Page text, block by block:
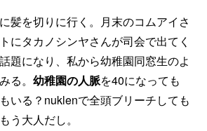
髪を切りに行く。月末のコムアイさ
にタカノシンヤさんが司会で出てく
題になり、私から幼稚園同窓生のよ
る。 幼稚園の人脈を40になっても
いる？nuklenで全頭ブリーチしても
う大人だし。